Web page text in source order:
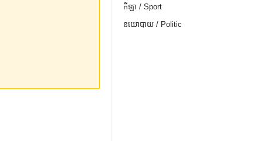
កីឡា / Sport
នយោបាយ / Politic